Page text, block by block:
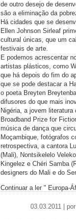
de outro desejo de
são a eliminação da
Há cidades que se
Ellen Johnson Sirleaf
cultural únicas, que um
festivais de arte.
E podemos acrescentar
artistas plásticos, como
que há depois do fim do
que se pode destacar a
o poeta Breyten
difusores do que mais
Nigéria, a jovem
Broadband Prize for
música de dança que
Moçambique, fotógrafos
retrospectiva, a cantora
(Mali), Nontsikelelo
Kingelez e Chéri Samba
designers do Mali e do
Continuar a ler " Europa-
03.03.2011 | por